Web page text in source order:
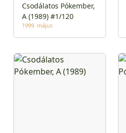
Csodálatos Pókember,
A (1989) #1/120
1999. május